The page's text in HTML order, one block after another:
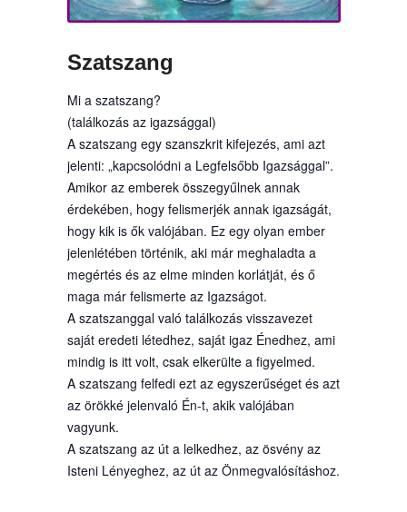
Szatszang
Mi a szatszang?
(találkozás az igazsággal)
A szatszang egy szanszkrit kifejezés, ami azt
jelenti: „kapcsolódni a Legfelsőbb Igazsággal”.
Amikor az emberek összegyűlnek annak
érdekében, hogy felismerjék annak igazságát,
hogy kik is ők valójában. Ez egy olyan ember
jelenlétében történik, aki már meghaladta a
megértés és az elme minden korlátját, és ő
maga már felismerte az Igazságot.
A szatszanggal való találkozás visszavezet
saját eredeti létedhez, saját igaz Énedhez, ami
mindig is itt volt, csak elkerülte a figyelmed.
A szatszang felfedi ezt az egyszerűséget és azt
az örökké jelenvaló Én-t, akik valójában
vagyunk.
A szatszang az út a lelkedhez, az ösvény az
Isteni Lényeghez, az út az Önmegvalósításhoz.